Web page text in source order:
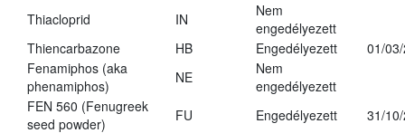
Thiacloprid
IN
Nem
engedélyezett
Thiencarbazone
HB Engedélyezett
01/
Fenamiphos (aka
phenamiphos)
NE
Nem
engedélyezett
FEN 560 (Fenugreek
seed powder)
FU Engedélyezett 31/